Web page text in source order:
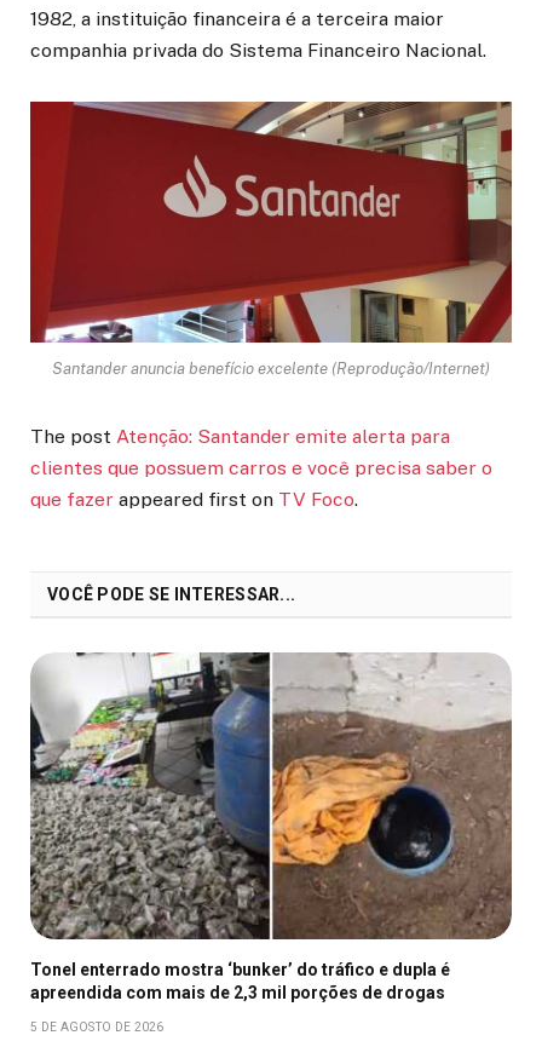
1982, a instituição financeira é a terceira maior
companhia privada do Sistema Financeiro Nacional.
Santander anuncia benefício excelente (Reprodução/Internet)
The post Atenção: Santander emite alerta para
clientes que possuem carros e você precisa saber o
que fazer appeared first on TV Foco.
VOCÊ PODE SE INTERESSAR...
Tonel enterrado mostra ‘bunker’ do tráfico e dupla é
apreendida com mais de 2,3 mil porções de drogas
5 DE AGOSTO DE 2026